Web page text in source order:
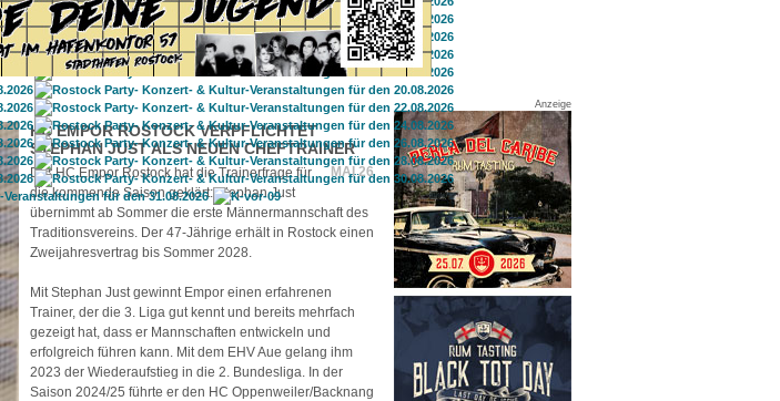
Anzeige
HC EMPOR ROSTOCK VERPFLICHTET
STEPHAN JUST ALS NEUEN CHEFTRAINER
MAI 26
Der HC Empor Rostock hat die Trainerfrage für
die kommende Saison geklärt: Stephan Just
übernimmt ab Sommer die erste Männermannschaft des
Traditionsvereins. Der 47-Jährige erhält in Rostock einen
Zweijahresvertrag bis Sommer 2028.
Mit Stephan Just gewinnt Empor einen erfahrenen
Trainer, der die 3. Liga gut kennt und bereits mehrfach
gezeigt hat, dass er Mannschaften entwickeln und
erfolgreich führen kann. Mit dem EHV Aue gelang ihm
2023 der Wiederaufstieg in die 2. Bundesliga. In der
Saison 2024/25 führte er den HC Oppenweiler/Backnang